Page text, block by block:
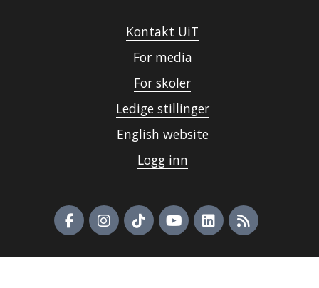
Kontakt UiT
For media
For skoler
Ledige stillinger
English website
Logg inn